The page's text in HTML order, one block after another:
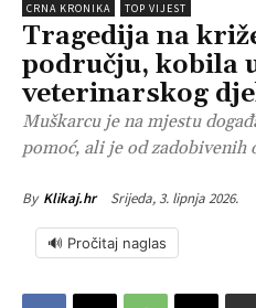
CRNA KRONIKA TOP VIJEST
Tragedija na
području, kobila
veterinarskog
Muškarcu je na mjestu
pomoć, ali je od zadobivenih
By Klikaj.hr Srijeda, 3. lipnja 2026.
🔊 Pročitaj naglas